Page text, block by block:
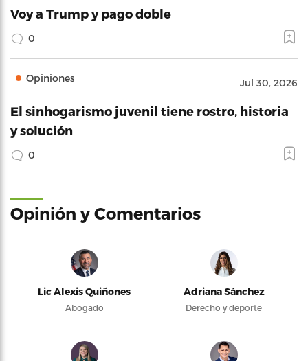
Voy a Trump y pago doble
0
Opiniones Jul 30, 2026
El sinhogarismo juvenil tiene rostro, historia
y solución
0
Opinión y Comentarios
Lic Alexis Quiñones
Abogado
Adriana Sánchez
Derecho y deporte